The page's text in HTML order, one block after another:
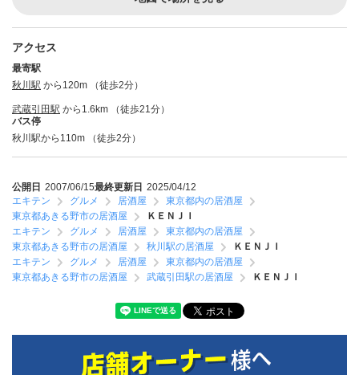
アクセス
最寄駅
秋川駅 から120m （徒歩2分）
武蔵引田駅 から1.6km （徒歩21分）
バス停
秋川駅から110m （徒歩2分）
公開日 2007/06/15最終更新日 2025/04/12
エキテン
グルメ 居酒屋
東京都内の居酒屋
東京都あきる野市の居酒屋
ＫＥＮＪＩ
エキテン
グルメ 居酒屋
東京都内の居酒屋
東京都あきる野市の居酒屋
秋川駅の居酒屋
ＫＥＮＪＩ
エキテン
グルメ 居酒屋
東京都内の居酒屋
東京都あきる野市の居酒屋
武蔵引田駅の居酒屋 ＫＥＮＪＩ